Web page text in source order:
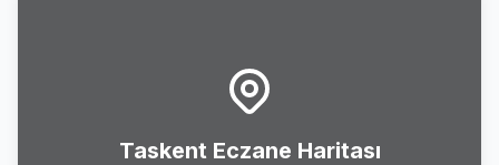
Taskent Eczane Haritası